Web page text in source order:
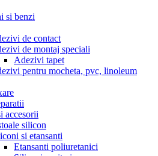
si benzi
de contact
de montaj speciali
Adezivi tapet
pentru mocheta, pvc, linoleum
accesorii
silicon
si etansanti
Etansanti poliuretanici